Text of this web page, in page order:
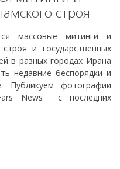
строя
массовые митинги и
и государственных
в разных городах Ирана
недавние беспорядки и
Публикуем фотографии
News с последних